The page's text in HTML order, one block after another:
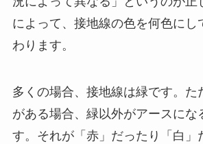
によって、接地線の色を何色にし
わります。
多くの場合、接地線は緑です。た
がある場合、緑以外がアースにな
す。 それが「赤」だったり「白」